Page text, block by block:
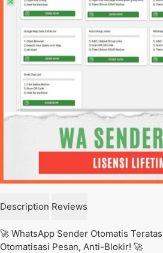
Description Reviews
🚀 WhatsApp Sender Otomatis
Otomatisasi Pesan, Anti-Blokir! 🚀